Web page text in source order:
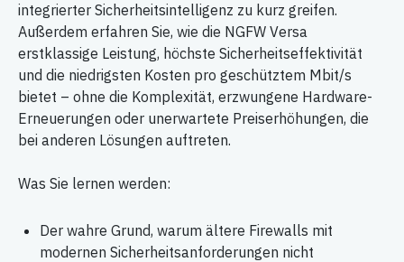
integrierter Sicherheitsintelligenz zu kurz greifen.
Außerdem erfahren Sie, wie die NGFW Versa
erstklassige Leistung, höchste Sicherheitseffektivität
und die niedrigsten Kosten pro geschütztem Mbit/s
bietet – ohne die Komplexität, erzwungene Hardware-
Erneuerungen oder unerwartete Preiserhöhungen, die
bei anderen Lösungen auftreten.
Was Sie lernen werden:
Der wahre Grund, warum ältere Firewalls mit
modernen Sicherheitsanforderungen nicht